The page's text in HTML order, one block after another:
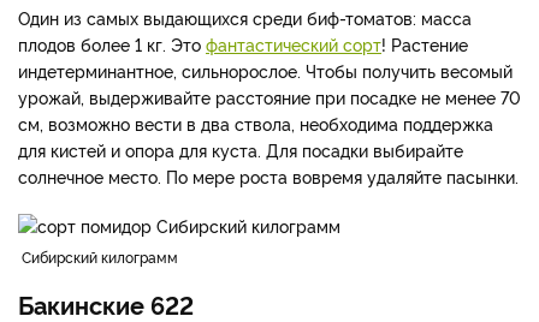
Один из самых выдающихся среди биф-томатов: масса
плодов более 1 кг. Это фантастический сорт! Растение
индетерминантное, сильнорослое. Чтобы получить весомый
урожай, выдерживайте расстояние при посадке не менее 70
см, возможно вести в два ствола, необходима поддержка
для кистей и опора для куста. Для посадки выбирайте
солнечное место. По мере роста вовремя удаляйте пасынки.
Сибирский килограмм
Бакинские 622